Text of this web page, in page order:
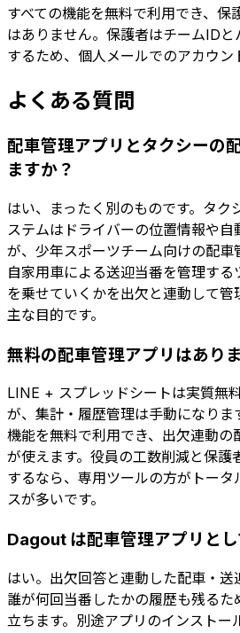
すべての機能を無料で利用でき、保
はありません。保護者はチームID
するため、個人メールでのアカウン
よくある質問
配車管理アプリとタクシーの
ますか？
はい、まったく別のものです。タク
ステムはドライバーの位置情報や
が、少年スポーツチーム向けの配車
自家用車による送迎当番を管理する
を乗せていくかを出欠と連動して
主な目的です。
無料の配車管理アプリはあり
LINE + スプレッドシートは実質無
が、集計・履歴管理は手動になりま
機能を無料で利用でき、出欠連動の
が使えます。役員の工数削減と保護
するなら、専用ツールの方がトータ
スが多いです。
Dagout は配車管理アプリと
はい。出欠回答と連動した配車・送
誰が何回当番したかの履歴も残る
立ちます。別途アプリのインストー